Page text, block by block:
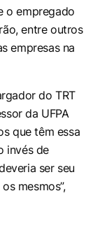
o empregado
entre outros
empresas na
do TRT
da UFPA
que têm essa
invés de
ser seu
mesmos”,